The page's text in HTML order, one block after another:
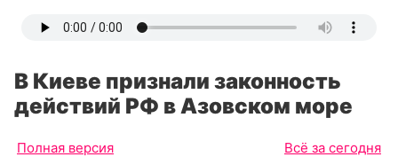
В Киеве признали законность
действий РФ в Азовском море
Полная версия Всё за сегодня